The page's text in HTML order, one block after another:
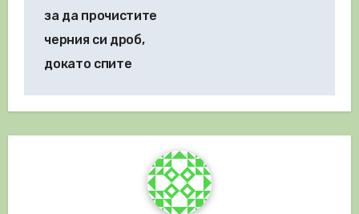
за да прочистите
черния си дроб,
докато спите